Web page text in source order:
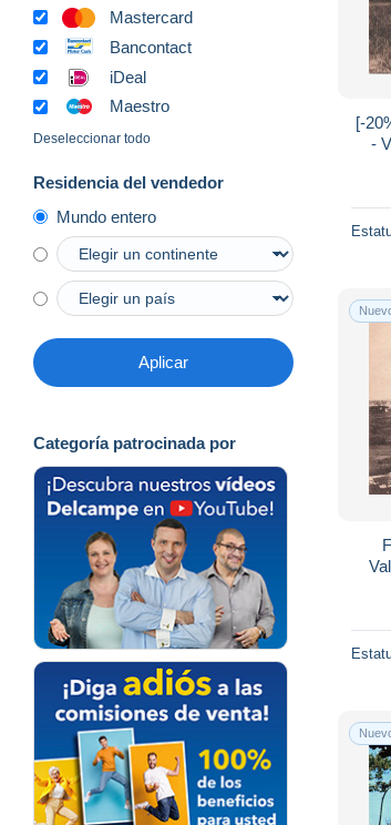
Mastercard
Bancontact
iDeal
Maestro
Deseleccionar todo
Residencia del vendedor
Mundo entero
Aplicar
Categoría patrocinada por
[-
-